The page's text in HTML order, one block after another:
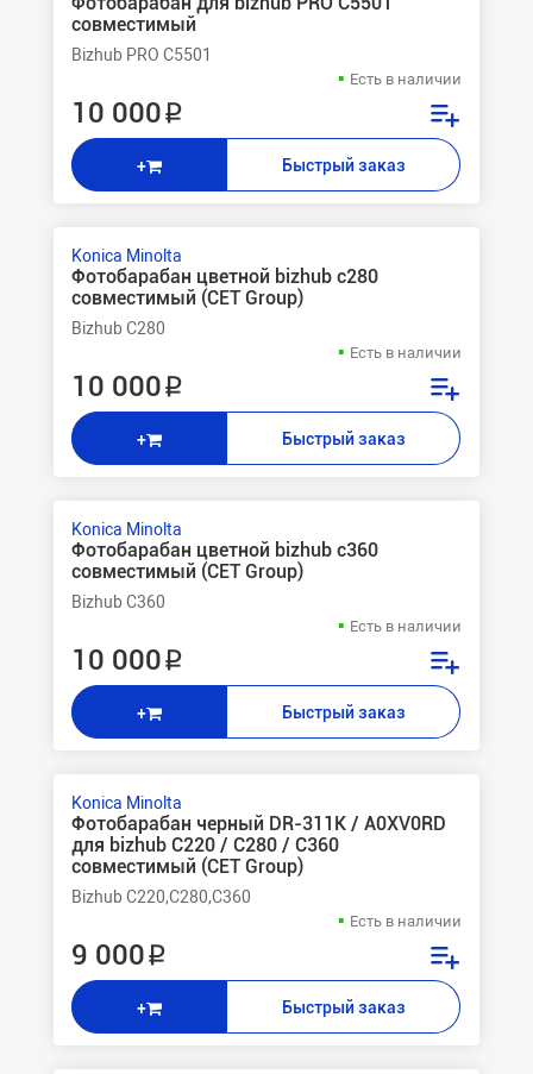
совместимый
Bizhub PRO C5501
Есть в наличии
10 000 ₽
+ Быстрый заказ
Konica Minolta
Фотобарабан цветной bizhub c280
совместимый (CET Group)
Bizhub C280
Есть в наличии
10 000 ₽
+ Быстрый заказ
Konica Minolta
Фотобарабан цветной bizhub c360
совместимый (CET Group)
Bizhub C360
Есть в наличии
10 000 ₽
+ Быстрый заказ
Konica Minolta
Фотобарабан черный DR-311K / A0XV0RD
для bizhub C220 / C280 / C360
совместимый (CET Group)
Bizhub C220,C280,C360
Есть в наличии
9 000 ₽
+ Быстрый заказ